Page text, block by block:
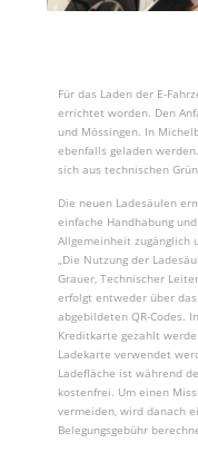
Für das Laden der E-
errichtet worden. Den
und Mössingen. In
ebenfalls geladen
sich aus technischen
Die neuen Ladesäulen
einfache Handhabung
Allgemeinheit zugänglich
„Die Nutzung der
Grauer, Technischer
erfolgt entweder über
abgebildeten QR-Codes.
Kreditkarte gezahlt
Ladekarte verwendet
Ladefläche ist während
kostenfrei. Um einen
vermeiden, wird danach
Belegungsgebühr